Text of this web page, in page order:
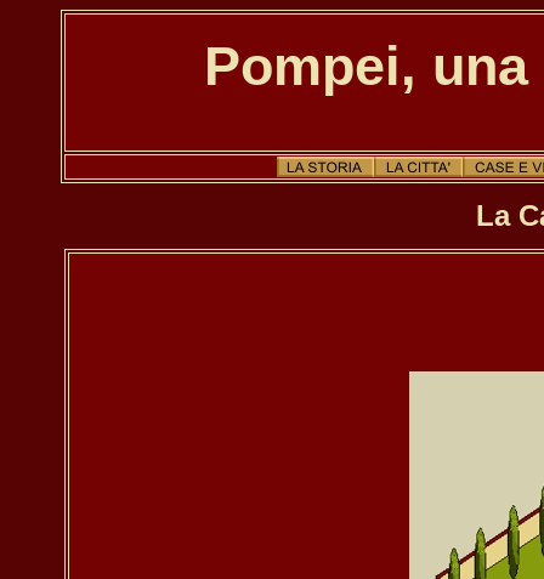
Pompei,
La